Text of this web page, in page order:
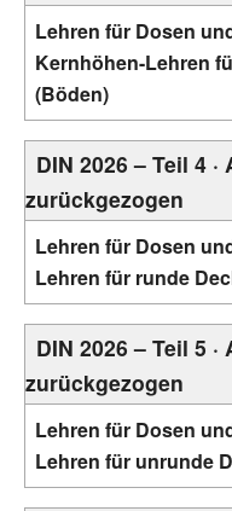
Lehren für Dosen
Kernhöhen-Lehren
(Böden)
DIN 2026 – Teil 4
zurückgezogen
Lehren für Dosen
Lehren für runde
DIN 2026 – Teil 5
zurückgezogen
Lehren für Dosen
Lehren für unrunde